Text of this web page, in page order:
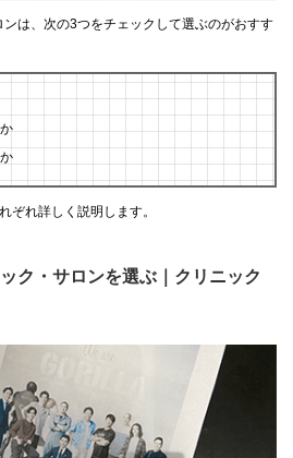
は、次の3つをチェックして選ぶのがおすす
ぞれ詳しく説明します。
ク・サロンを選ぶ｜クリニック